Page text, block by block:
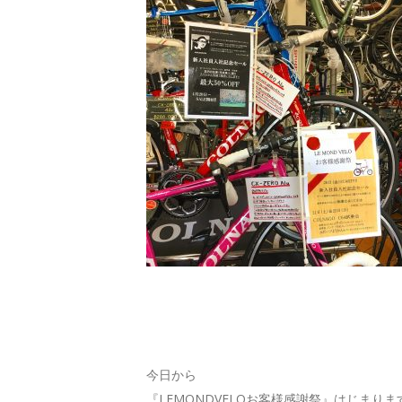
今日から
『LEMONDVELOお客様感謝祭』はじまりま